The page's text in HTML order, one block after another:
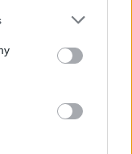
us to third parties
or more Google
including but
You may click to
party tags to